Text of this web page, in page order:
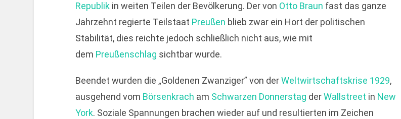
Republikin weiten Teilen der Bevölkerung. Der von Otto Braun fast das ganze
Jahrzehnt regierte Teilstaat Preußen blieb zwar ein Hort der politischen
Stabilität, dies reichte jedoch schließlich nicht aus, wie mit
dem Preußenschlag sichtbar wurde.
Beendet wurden die „Goldenen Zwanziger” von derWeltwirtschaftskrise 1929,
ausgehend vom Börsenkrach am Schwarzen Donnerstag derWallstreet in New
York. Soziale Spannungen brachen wieder auf und resultierten im Zeichen